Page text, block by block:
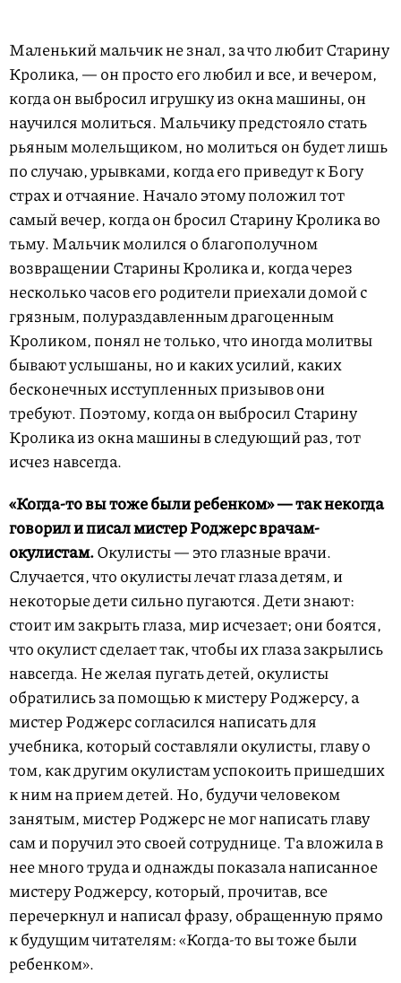
Маленький мальчик не знал, за что любит Старину
Кролика, — он просто его любил и все, и вечером,
когда он выбросил игрушку из окна машины, он
научился молиться. Мальчику предстояло стать
рьяным молельщиком, но молиться он будет лишь
по случаю, урывками, когда его приведут к Богу
страх и отчаяние. Начало этому положил тот
самый вечер, когда он бросил Старину Кролика во
тьму. Мальчик молился о благополучном
возвращении Старины Кролика и, когда через
несколько часов его родители приехали домой с
грязным, полураздавленным драгоценным
Кроликом, понял не только, что иногда молитвы
бывают услышаны, но и каких усилий, каких
бесконечных исступленных призывов они
требуют. Поэтому, когда он выбросил Старину
Кролика из окна машины в следующий раз, тот
исчез навсегда.
«Когда-то вы тоже были ребенком» — так некогда
говорил и писал мистер Роджерс врачам-
окулистам.Окулисты — это глазные врачи.
Случается, что окулисты лечат глаза детям, и
некоторые дети сильно пугаются. Дети знают:
стоит им закрыть глаза, мир исчезает; они боятся,
что окулист сделает так, чтобы их глаза закрылись
навсегда. Не желая пугать детей, окулисты
обратились за помощью к мистеру Роджерсу, а
мистер Роджерс согласился написать для
учебника, который составляли окулисты, главу о
том, как другим окулистам успокоить пришедших
к ним на прием детей. Но, будучи человеком
занятым, мистер Роджерс не мог написать главу
сам и поручил это своей сотруднице. Та вложила в
нее много труда и однажды показала написанное
мистеру Роджерсу, который, прочитав, все
перечеркнул и написал фразу, обращенную прямо
к будущим читателям: «Когда-то вы тоже были
ребенком».